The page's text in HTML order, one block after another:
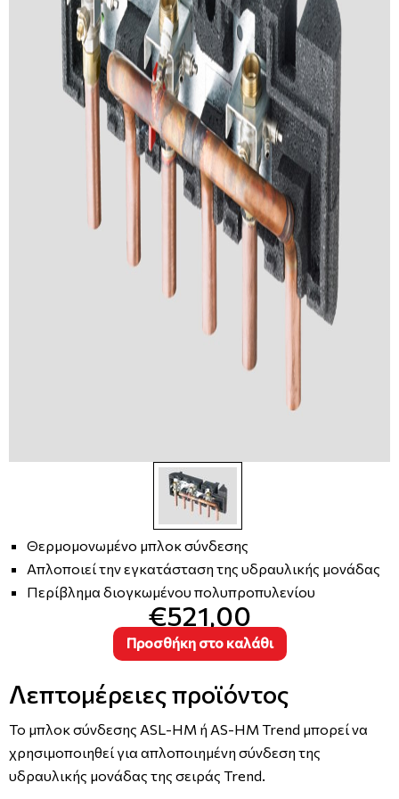
Θερμομονωμένο μπλοκ σύνδεσης
Απλοποιεί την εγκατάσταση της υδραυλικής μονάδας
Περίβλημα διογκωμένου πολυπροπυλενίου
€521,00
Προσθήκη στο καλάθι
Λεπτομέρειες προϊόντος
Το μπλοκ σύνδεσης ASL-HM ή AS-HM Trend μπορεί να
χρησιμοποιηθεί για απλοποιημένη σύνδεση της
υδραυλικής μονάδας της σειράς Trend.